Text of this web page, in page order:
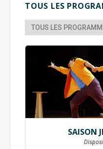
TOUS LES
SAISON